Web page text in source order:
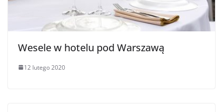
Wesele w hotelu pod Warszawą
12 lutego 2020